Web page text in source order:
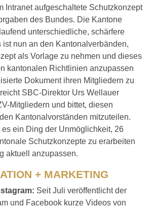
Intranet aufgeschaltete Schutzkonzept
des Bundes. Die Kantone
unterschiedliche, schärfere
ist nun an den Kantonalverbänden,
als Vorlage zu nehmen und dieses
kantonalen Richtlinien anzupassen
Dokument ihren Mitgliedern zu
SBC-Direktor Urs Wellauer
Mitgliedern und bittet, diesen
Kantonalvorständen mitzuteilen.
es ein Ding der Unmöglichkeit, 26
Schutzkonzepte zu erarbeiten
aktuell anzupassen.
+ MARKETING
Seit Juli veröffentlicht der
und Facebook kurze Videos von